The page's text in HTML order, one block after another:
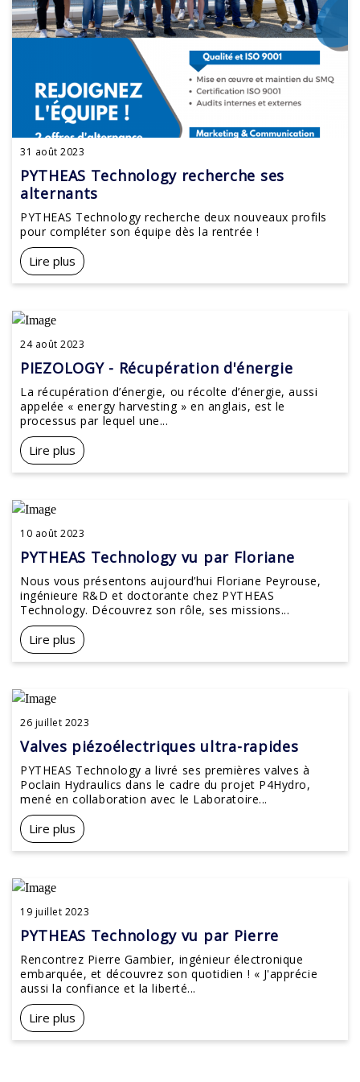
31 août 2023
PYTHEAS Technology recherche ses
alternants
PYTHEAS Technology recherche deux nouveaux profils
pour compléter son équipe dès la rentrée !
Lire plus
24 août 2023
PIEZOLOGY - Récupération d'énergie
La récupération d’énergie, ou récolte d’énergie, aussi
appelée « energy harvesting » en anglais, est le
processus par lequel une...
Lire plus
10 août 2023
PYTHEAS Technology vu par Floriane
Nous vous présentons aujourd’hui Floriane Peyrouse,
ingénieure R&D et doctorante chez PYTHEAS
Technology. Découvrez son rôle, ses missions...
Lire plus
26 juillet 2023
Valves piézoélectriques ultra-rapides
PYTHEAS Technology a livré ses premières valves à
Poclain Hydraulics dans le cadre du projet P4Hydro,
mené en collaboration avec le Laboratoire...
Lire plus
19 juillet 2023
PYTHEAS Technology vu par Pierre
Rencontrez Pierre Gambier, ingénieur électronique
embarquée, et découvrez son quotidien ! « J'apprécie
aussi la confiance et la liberté...
Lire plus